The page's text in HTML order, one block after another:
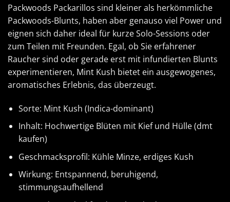
Packwoods Packarillos sind kleiner als herkömmliche
Packwoods-Blunts, haben aber genauso viel Power und
eignen sich daher ideal für kurze Solo-Sessions oder
zum Teilen mit Freunden. Egal, ob Sie erfahrener
Raucher sind oder gerade erst mit infundierten Blunts
experimentieren, Mint Kush bietet ein ausgewogenes,
aromatisches Erlebnis, das überzeugt.
Sorte: Mint Kush (Indica-dominant)
Inhalt: Hochwertige Blüten mit Kief und Hülle (dmt
kaufen)
Geschmacksprofil: Kühle Minze, erdiges Kush
Wirkung: Entspannend, beruhigend,
stimmungsaufhellend